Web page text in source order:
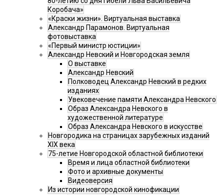
Коробача»
«Краски жизни». Виртуальная выставка
Александр Парамонов. Виртуальная
фотовыставка
«Первый министр юстиции»
Александр Невский и Новгородская земля
О выставке
Александр Невский
Полководец Александр Невский в редких
изданиях
Увековечение памяти Александра Невского
Образ Александра Невского в
художественной литературе
Образ Александра Невского в искусстве
Новгородика на страницах зарубежных изданий
XIX века
75-летие Новгородской областной библиотеки
Время и лица областной библиотеки
Фото и архивные документы
Видеоверсия
Из истории новгородской кинофикации